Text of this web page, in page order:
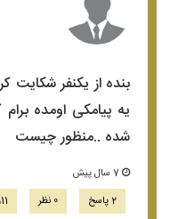
بنده از یکنفر شکایت
شده ..منظور چیست
2 پاسخ
0 نظر 911